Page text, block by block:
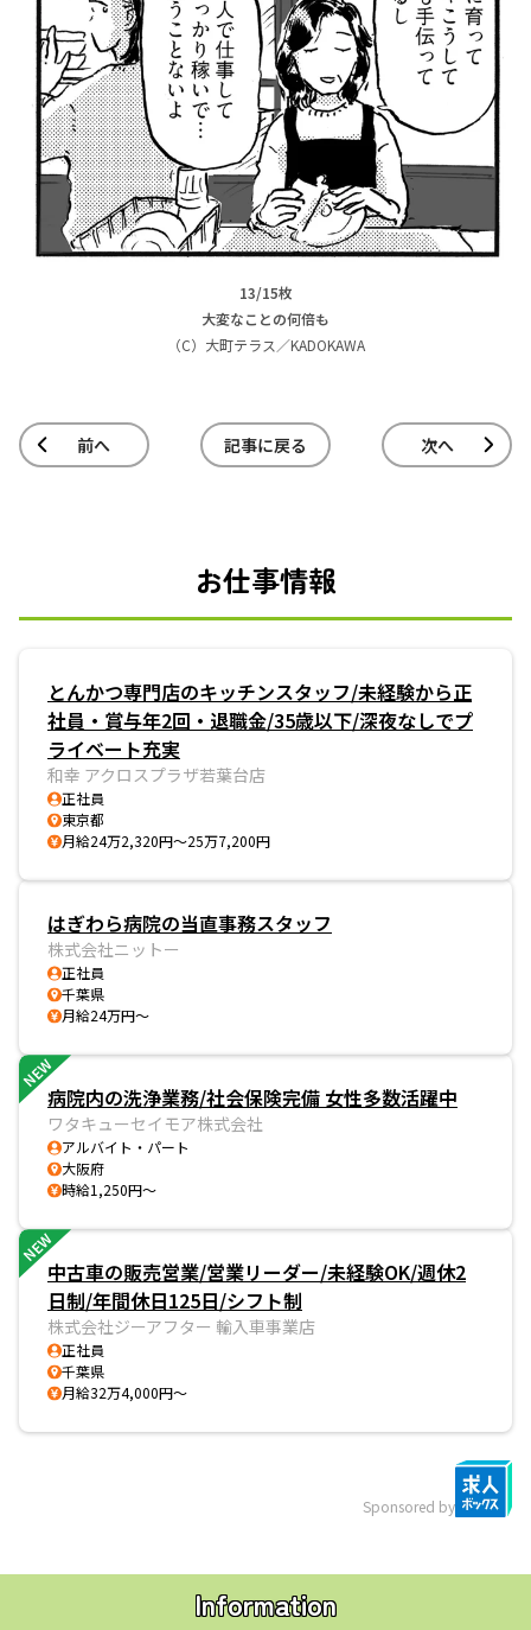
13/15枚
大変なことの何倍も
（C）大町テラス／KADOKAWA
前へ 記事に戻る 次へ
お仕事情報
とんかつ専門店のキッチンスタッフ/未経験から正
社員・賞与年2回・退職金/35歳以下/深夜なしでプ
ライベート充実
和幸 アクロスプラザ若葉台店
正社員
東京都
月給24万2,320円～25万7,200円
はぎわら病院の当直事務スタッフ
株式会社ニットー
正社員
千葉県
月給24万円～
NEW
病院内の洗浄業務/社会保険完備 女性多数活躍中
ワタキューセイモア株式会社
アルバイト・パート
大阪府
時給1,250円～
NEW
中古車の販売営業/営業リーダー/未経験OK/週休2
日制/年間休日125日/シフト制
株式会社ジーアフター 輸入車事業店
正社員
千葉県
月給32万4,000円～
Sponsored by
Information